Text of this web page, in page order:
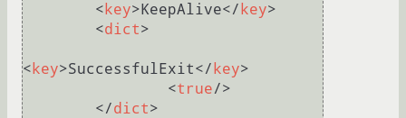
< key> KeepAlive</ key>
<dict>
< key>SuccessfulExit</ key>
<true/>
</dict>